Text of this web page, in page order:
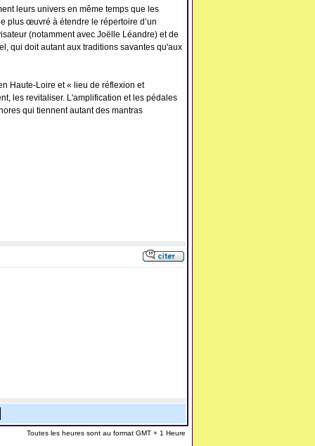
leurs univers en même temps que les
plus œuvré à étendre le répertoire d’un
(notamment avec Joëlle Léandre) et de
qui doit autant aux traditions savantes qu'aux
Haute-Loire et « lieu de réflexion et
les revitaliser. L'amplification et les pédales
qui tiennent autant des mantras
Toutes les heures sont au format GMT + 1 Heure